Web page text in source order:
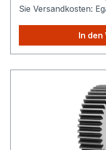
Sie Versandkosten:
einmalig die höheren
In den